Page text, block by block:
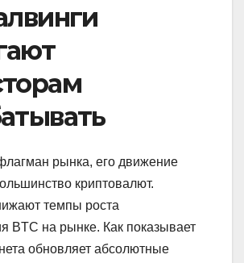
рынка, его движение
криптовалют.
темпы роста
BTC на рынке. Как показывает
обновляет абсолютные